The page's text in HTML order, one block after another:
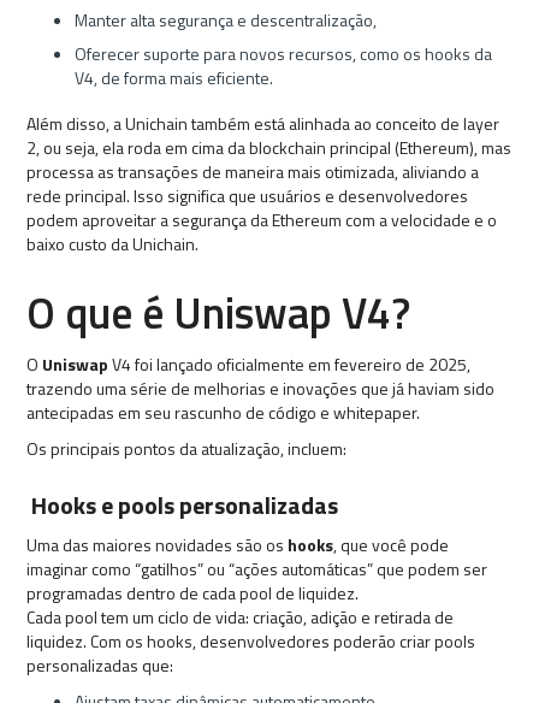
Manter alta segurança e descentralização,
Oferecer suporte para novos recursos, como os hooks da
V4, de forma mais eficiente.
Além disso, a Unichain também está alinhada ao conceito de layer
2, ou seja, ela roda em cima da blockchain principal (Ethereum), mas
processa as transações de maneira mais otimizada, aliviando a
rede principal. Isso significa que usuários e desenvolvedores
podem aproveitar a segurança da Ethereum com a velocidade e o
baixo custo da Unichain.
O que é Uniswap V4?
O UniswapV4 foi lançado oficialmente em fevereiro de 2025,
trazendo uma série de melhorias e inovações que já haviam sido
antecipadas em seu rascunho de código e whitepaper.
Os principais pontos da atualização, incluem:
Hooks e pools personalizadas
Uma das maiores novidades são os hooks, que você pode
imaginar como “gatilhos” ou “ações automáticas” que podem ser
programadas dentro de cada pool de liquidez.
Cada pool tem um ciclo de vida: criação, adição e retirada de
liquidez. Com os hooks, desenvolvedores poderão criar pools
personalizadas que: